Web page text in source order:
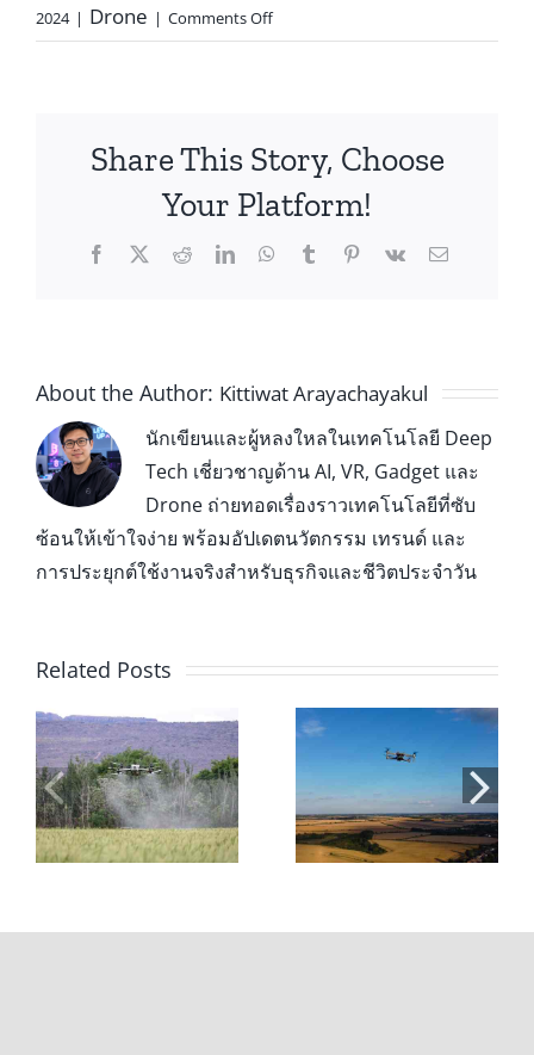
2024 | Drone | Comments Off
Share This Story, Choose
Your Platform!
About the Author: Kittiwat Arayachayakul
นักเขียนและผู้หลงใหลในเทคโนโลยี Deep
Tech เชี่ยวชาญด้าน AI, VR, Gadget และ
Drone ถ่ายทอดเรื่องราวเทคโนโลยีที่ซับ
ซ้อนให้เข้าใจง่าย พร้อมอัปเดตนวัตกรรม เทรนด์ และ
การประยุกต์ใช้งานจริงสำหรับธุรกิจและชีวิตประจำวัน
Related Posts
สอบใบอนุญาตบิน
โดรน 2026: ขั้น
ตอน ค่าใช้จ่าย
โดรนเพื่อ
การเกษตร: 7 ข้อดี
และประโยชน์ที่
ช่วยลดต้นทุนและ